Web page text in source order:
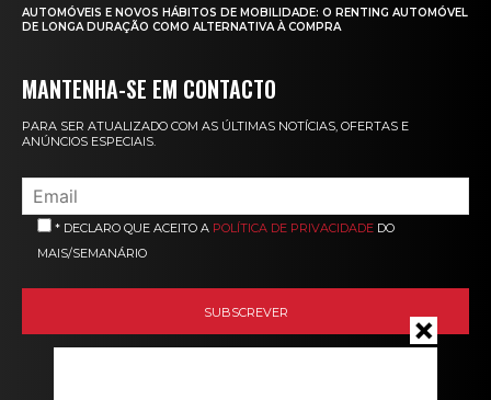
AUTOMÓVEIS E NOVOS HÁBITOS DE MOBILIDADE: O RENTING AUTOMÓVEL
DE LONGA DURAÇÃO COMO ALTERNATIVA À COMPRA
MANTENHA-SE EM CONTACTO
PARA SER ATUALIZADO COM AS ÚLTIMAS NOTÍCIAS, OFERTAS E
ANÚNCIOS ESPECIAIS.
* DECLARO QUE ACEITO A POLÍTICA DE PRIVACIDADE DO
MAIS/SEMANÁRIO